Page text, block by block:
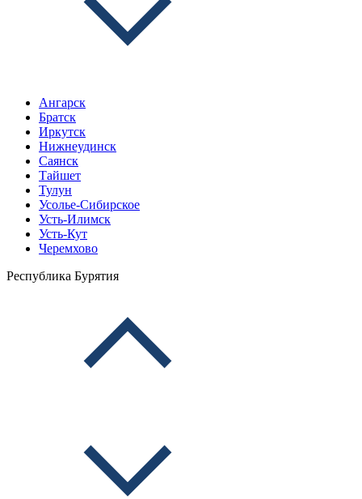
Ангарск
Братск
Иркутск
Нижнеудинск
Саянск
Тайшет
Тулун
Усолье-Сибирское
Усть-Илимск
Усть-Кут
Черемхово
Республика Бурятия